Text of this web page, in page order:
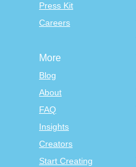
Press Kit
Careers
More
Blog
About
FAQ
Insights
Creators
Start Creating